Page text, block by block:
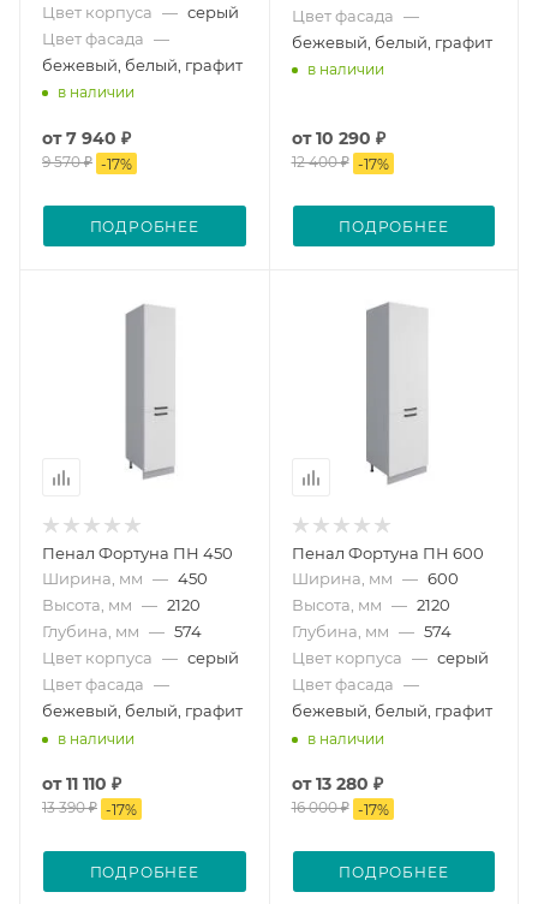
Цвет корпуса — серый
Цвет фасада —
бежевый, белый, графит
в наличии
от7 940 ₽
9 570 ₽ -17%
ПОДРОБНЕЕ
Цвет фасада —
бежевый, белый, графит
в наличии
от10 290 ₽
12 400 ₽ -17%
ПОДРОБНЕЕ
Пенал Фортуна ПН 450
Ширина, мм — 450
Высота, мм — 2120
Глубина, мм — 574
Цвет корпуса — серый
Цвет фасада —
бежевый, белый, графит
в наличии
от11 110 ₽
13 390 ₽ -17%
ПОДРОБНЕЕ
Пенал Фортуна ПН 600
Ширина, мм — 600
Высота, мм — 2120
Глубина, мм — 574
Цвет корпуса — серый
Цвет фасада —
бежевый, белый, графит
в наличии
от13 280 ₽
16 000 ₽ -17%
ПОДРОБНЕЕ